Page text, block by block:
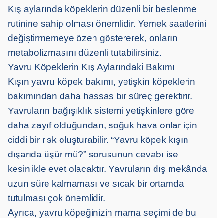
Kış aylarında köpeklerin düzenli bir beslenme
rutinine sahip olması önemlidir. Yemek saatlerini
değiştirmemeye özen göstererek, onların
metabolizmasını düzenli tutabilirsiniz.
Yavru Köpeklerin Kış Aylarındaki Bakımı
Kışın yavru köpek bakımı, yetişkin köpeklerin
bakımından daha hassas bir süreç gerektirir.
Yavruların bağışıklık sistemi yetişkinlere göre
daha zayıf olduğundan, soğuk hava onlar için
ciddi bir risk oluşturabilir. “Yavru köpek kışın
dışarıda üşür mü?” sorusunun cevabı ise
kesinlikle evet olacaktır. Yavruların dış mekânda
uzun süre kalmaması ve sıcak bir ortamda
tutulması çok önemlidir.
Ayrıca, yavru köpeğinizin mama seçimi de bu